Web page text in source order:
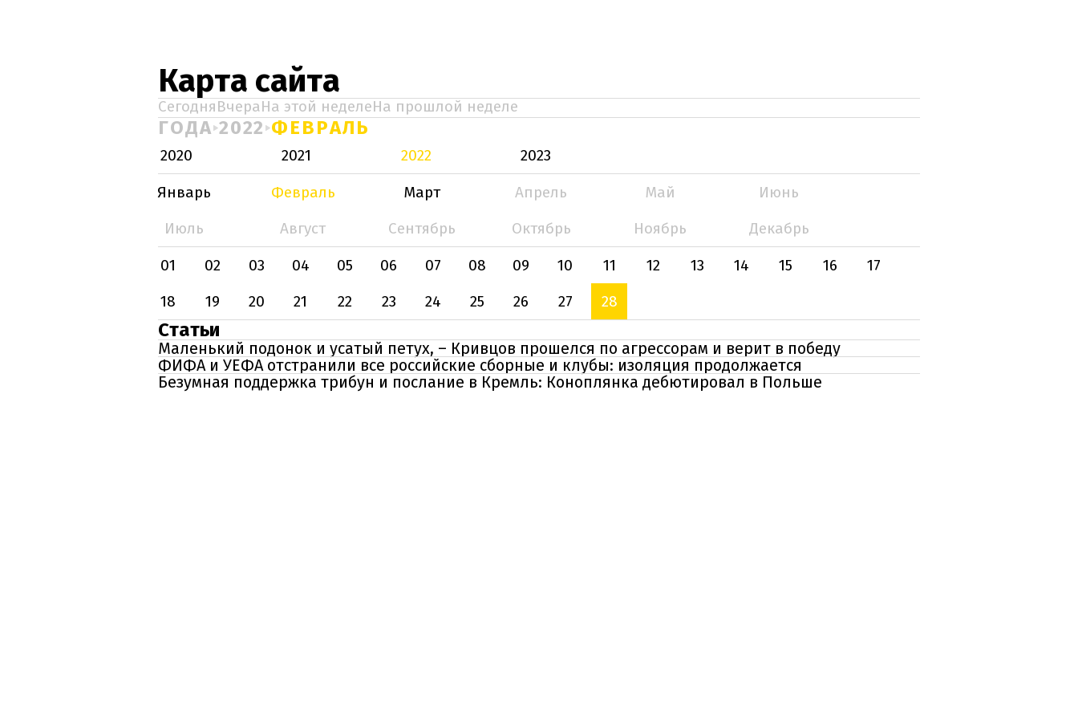
Карта сайта
СегодняВчераНа этой неделеНа прошлой неделе
ГОДА 2022 ФЕВРАЛЬ
2020 2021 2022
2023
Январь
Февраль Март Апрель Май
Июнь
Июль
Август Сентябрь Октябрь Ноябрь
Декабрь
01
02 03 04 05 06 07 08 09 10 11 12 13 14 15 16
17
18
19 20 21 22 23 24 25 26 27 28
Статьи
Маленький подонок и усатый петух, – Кривцов прошелся по агрессорам и верит в победу
ФИФА и УЕФА отстранили все российские сборные и клубы: изоляция продолжается
Безумная поддержка трибун и послание в Кремль: Коноплянка дебютировал в Польше